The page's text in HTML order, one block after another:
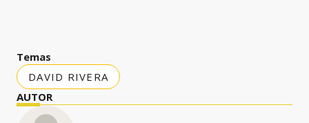
Temas
DAVID RIVERA
AUTOR